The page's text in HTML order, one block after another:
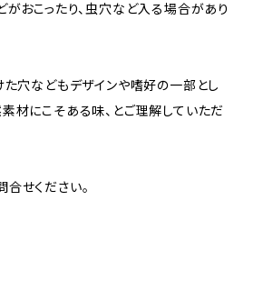
がおこったり、虫穴など入る場合があり
た穴などもデザインや嗜好の一部とし
材にこそある味、とご理解していただ
せください。